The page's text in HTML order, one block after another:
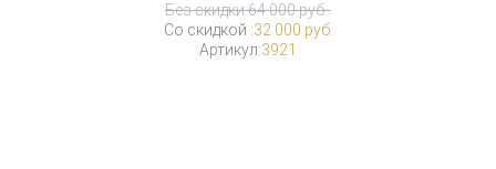
Без скидки:64 000 руб.
Со скидкой :32 000 руб.
Артикул:3921